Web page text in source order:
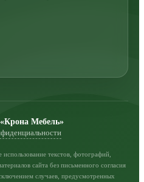
Мебель»
текстов, фотографий,
сайта без письменного согласия
случаев, предусмотренных